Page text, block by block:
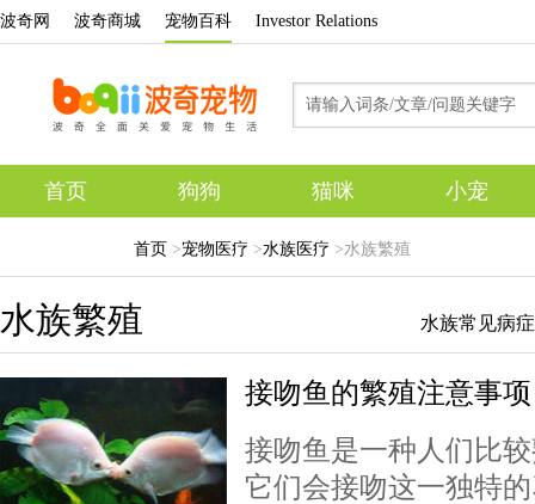
波奇网 波奇商城 宠物百科 Investor Relations
首页 狗狗 猫咪 小宠
首页 >宠物医疗 >水族医疗 >水族繁殖
水族繁殖 水族常见病症
接吻鱼的繁殖注意事项
接吻鱼是一种人们比
它们会接吻这一独特